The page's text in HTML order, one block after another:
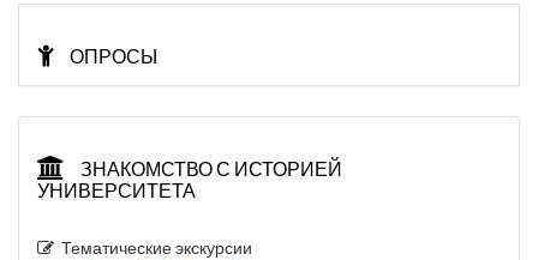
ОПРОСЫ
ЗНАКОМСТВО С ИСТОРИЕЙ
УНИВЕРСИТЕТА
Тематические экскурсии